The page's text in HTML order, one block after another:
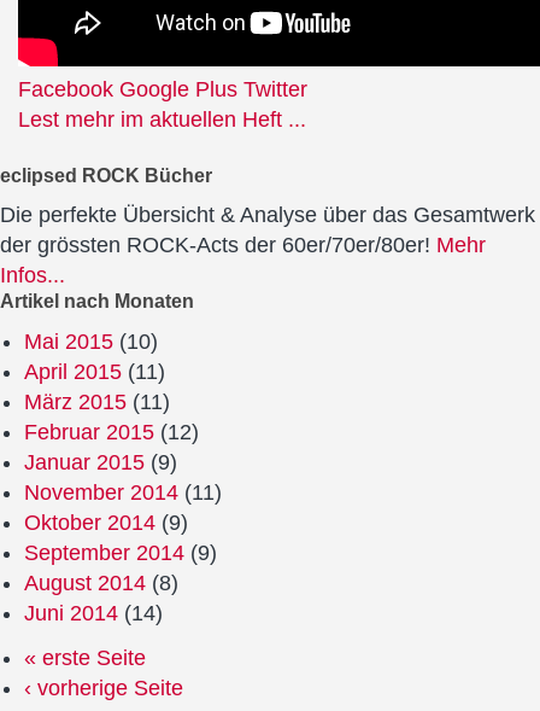
Facebook Google Plus Twitter
Lest mehr im aktuellen Heft ...
eclipsed ROCK Bücher
Die perfekte Übersicht & Analyse über das Gesamtwerk
der grössten ROCK-Acts der 60er/70er/80er! Mehr
Infos...
Artikel nach Monaten
Mai 2015 (10)
April 2015 (11)
März 2015 (11)
Februar 2015 (12)
Januar 2015 (9)
November 2014 (11)
Oktober 2014 (9)
September 2014 (9)
August 2014 (8)
Juni 2014 (14)
« erste Seite
‹ vorherige Seite